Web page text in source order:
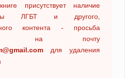
присутствует наличие
ЛГБТ и другого,
контента - просьба
на почту
для удаления